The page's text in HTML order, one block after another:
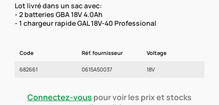
Lot livré dans un sac avec:
- 2 batteries GBA 18V 4.0Ah
- 1 chargeur rapide GAL 18V-40 Professional
Code Réf. fournisseur Voltage
682661 0615A50037 18V
Connectez-vous pour voir les prix et stocks